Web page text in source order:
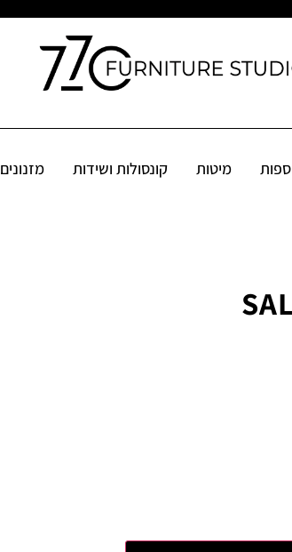
ספות מיטות קונסולות ושידות מזנונים